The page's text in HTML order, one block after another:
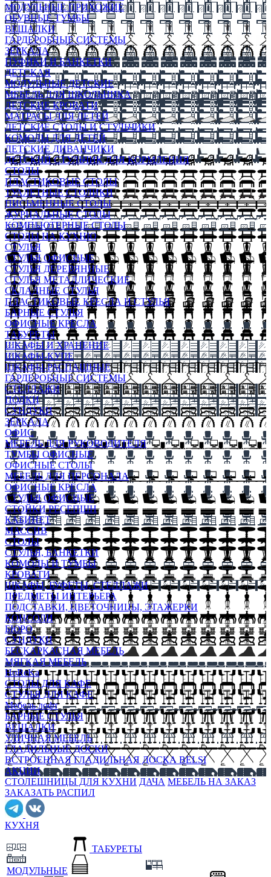
МОДУЛЬНЫЕ ПРИХОЖИЕ
ОБУВНЫЕ ТУМБЫ
ВЕШАЛКИ
ГАРДЕРОБНЫЕ СИСТЕМЫ
ЗЕРКАЛА
ПУФИКИ И БАНКЕТКИ
ДЕТСКАЯ
МОДУЛЬНЫЕ ДЕТСКИЕ
МЕБЕЛЬ ДЛЯ ШКОЛЬНИКА
ДЕТСКИЕ КРОВАТИ
МАТРАСЫ ДЛЯ ДЕТЕЙ
ДЕТСКИЕ СТОЛЫ И СТУЛЬЧИКИ
КОМОДЫ ДЛЯ ДЕТЕЙ
ДЕТСКИЕ ДИВАНЧИКИ
ДЕТСКИЙ СТУЛЬЧИК ДЛЯ КОРМЛЕНИЯ
СТОЛЫ
ПЛАСТИКОВЫЕ СТОЛЫ
ТУАЛЕТНЫЕ СТОЛИКИ
ПИСЬМЕННЫЕ СТОЛЫ
ЖУРНАЛЬНЫЕ СТОЛЫ
КОМПЬЮТЕРНЫЕ СТОЛЫ
СТОЛЫ НА КУХНЮ
СТУЛЬЯ
СТУЛЬЯ ОФИСНЫЕ
СТУЛЬЯ ДЕРЕВЯННЫЕ
СТУЛЬЯ МЕТАЛЛИЧЕСКИЕ
СКЛАДНЫЕ СТУЛЬЯ
ПЛАСТИКОВЫЕ КРЕСЛА И СТУЛЬЯ
БАРНЫЕ СТУЛЬЯ
ОФИСНЫЕ КРЕСЛА
ТАБУРЕТЫ
ШКАФЫ И ХРАНЕНИЕ
ШКАФЫ-КУПЕ
ШКАФЫ-РАСПАШНЫЕ
ГАРДЕРОБНЫЕ СИСТЕМЫ
СТЕЛЛАЖИ
ПОЛКИ
СУНДУКИ
ЗЕРКАЛА
ОФИС
МЕБЕЛЬ ДЛЯ РУКОВОДИТЕЛЯ
ТУМБЫ ОФИСНЫЕ
ОФИСНЫЕ СТОЛЫ
МЕБЕЛЬ ДЛЯ ПЕРСОНАЛА
ОФИСНЫЕ КРЕСЛА
СТУЛЬЯ ОФИСНЫЕ
СТОЙКИ РЕСЕПШН
КАБИНЕТ
МАССИВ
СТОЛЫ
СТУЛЬЯ, БАНКЕТКИ
КОМОДЫ И ТУМБЫ
КРОВАТИ
ШКАФЫ, БУФЕТЫ, СТЕЛЛАЖИ
ПРЕДМЕТЫ ИНТЕРЬЕРА
ПОДСТАВКИ, ЦВЕТОЧНИЦЫ, ЭТАЖЕРКИ
КОНСОЛИ
БЮРО
СУНДУКИ
БЕСКАРКАСНАЯ МЕБЕЛЬ
МЯГКАЯ МЕБЕЛЬ
HoReKa
СТОЛЫ ДЛЯ КАФЕ
СТУЛЬЯ ДЛЯ КАФЕ
Мебель лофт
БАРНЫЕ СТУЛЬЯ
ВЕШАЛКИ
УЛИЧНАЯ МЕБЕЛЬ
ГЛАДИЛЬНЫЕ ДОСКИ
ВСТРОЕННАЯ ГЛАДИЛЬНАЯ ДОСКА BELSI
АКЦИИ
СТОЛЕШНИЦЫ ДЛЯ КУХНИ ДАЧА МЕБЕЛЬ НА ЗАКАЗ
ЗАКАЗАТЬ РАСПИЛ
КУХНЯ
МОДУЛЬНЫЕ
ТАБУРЕТЫ